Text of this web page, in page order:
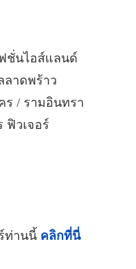
ชั่นไอส์แลนด์
ลาดพร้าว
ร / รามอินทรา
ฟิวเจอร์
ท่านนี้ คลิกที่นี่